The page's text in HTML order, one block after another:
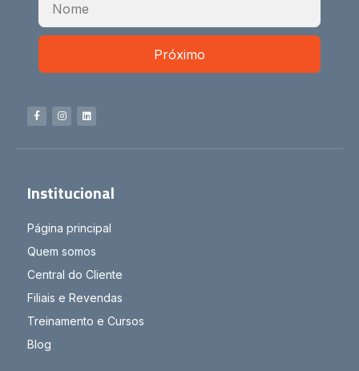
Próximo
Institucional
Página principal
Quem somos
Central do Cliente
Filiais e Revendas
Treinamento e Cursos
Blog